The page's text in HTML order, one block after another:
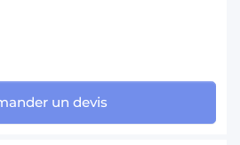
un devis